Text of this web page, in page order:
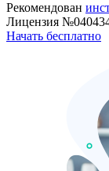
Рекомендован
Лицензия
Начать бесплатно